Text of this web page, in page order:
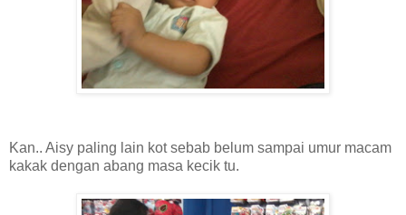
Kan.. Aisy paling lain kot sebab belum sampai umur macam
kakak dengan abang masa kecik tu.